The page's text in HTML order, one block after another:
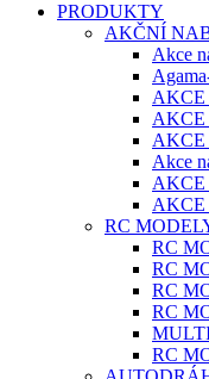
PRODUKTY
AKČNÍ
Akce
AKCE
AKCE
AKCE
Akce
AKCE
AKCE
RC
RC
RC
RC
RC
RC